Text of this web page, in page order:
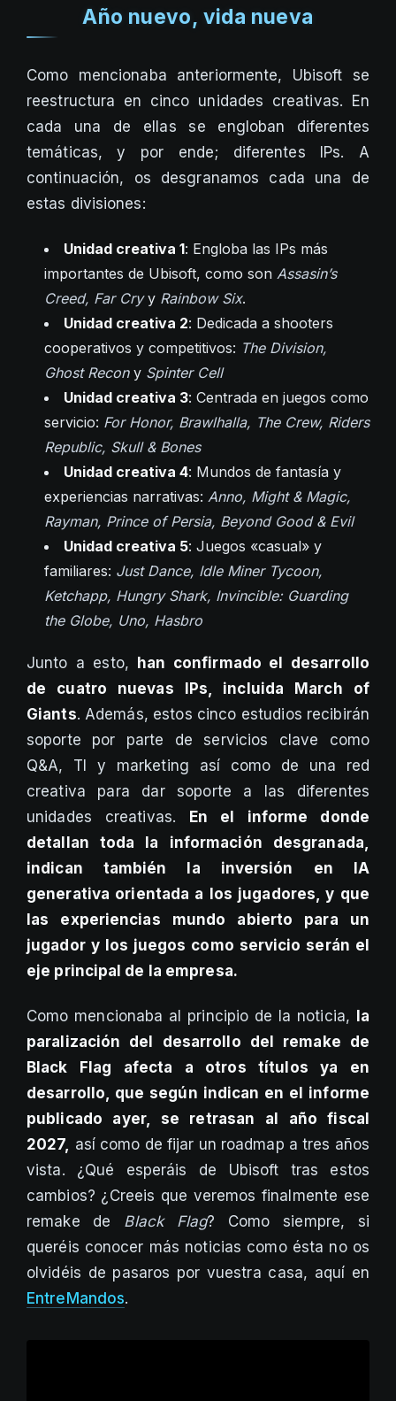
Año nuevo, vida nueva
Como mencionaba anteriormente, Ubisoft se
reestructura en cinco unidades creativas. En
cada una de ellas se engloban diferentes
temáticas, y por ende; diferentes IPs. A
continuación, os desgranamos cada una de
estas divisiones:
Unidad creativa 1: Engloba las IPs más
importantes de Ubisoft, como son Assasin’s
Creed, Far Cryy Rainbow Six.
Unidad creativa 2: Dedicada a shooters
cooperativos y competitivos: The Division,
Ghost Recony Spinter Cell
Unidad creativa 3: Centrada en juegos como
servicio: For Honor, Brawlhalla, The Crew, Riders
Republic, Skull & Bones
Unidad creativa 4: Mundos de fantasía y
experiencias narrativas: Anno, Might & Magic,
Rayman, Prince of Persia, Beyond Good & Evil
Unidad creativa 5: Juegos «casual» y
familiares: Just Dance, Idle Miner Tycoon,
Ketchapp, Hungry Shark, Invincible: Guarding
the Globe, Uno, Hasbro
Junto a esto, han confirmado el desarrollo
de cuatro nuevas IPs, incluida March of
Giants. Además, estos cinco estudios recibirán
soporte por parte de servicios clave como
Q&A, TI y marketing así como de una red
creativa para dar soporte a las diferentes
unidades creativas. En el informe donde
detallan toda la información desgranada,
indican también la inversión en IA
generativa orientada a los jugadores, y que
las experiencias mundo abierto para un
jugador y los juegos como servicio serán el
eje principal de la empresa.
Como mencionaba al principio de la noticia, la
paralización del desarrollo del remake de
Black Flag afecta a otros títulos ya en
desarrollo, que según indican en el informe
publicado ayer, se retrasan al año fiscal
2027, así como de fijar un roadmap a tres años
vista. ¿Qué esperáis de Ubisoft tras estos
cambios? ¿Creeis que veremos finalmente ese
remake de Black Flag? Como siempre, si
queréis conocer más noticias como ésta no os
olvidéis de pasaros por vuestra casa, aquí en
EntreMandos.